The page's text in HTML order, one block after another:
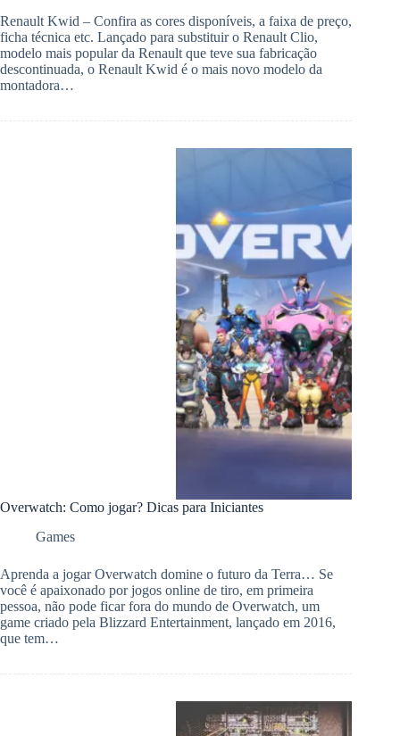
Renault Kwid – Confira as cores disponíveis, a faixa de preço,
ficha técnica etc. Lançado para substituir o Renault Clio,
modelo mais popular da Renault que teve sua fabricação
descontinuada, o Renault Kwid é o mais novo modelo da
montadora…
Overwatch: Como jogar? Dicas para Iniciantes
Games
Aprenda a jogar Overwatch domine o futuro da Terra… Se
você é apaixonado por jogos online de tiro, em primeira
pessoa, não pode ficar fora do mundo de Overwatch, um
game criado pela Blizzard Entertainment, lançado em 2016,
que tem…